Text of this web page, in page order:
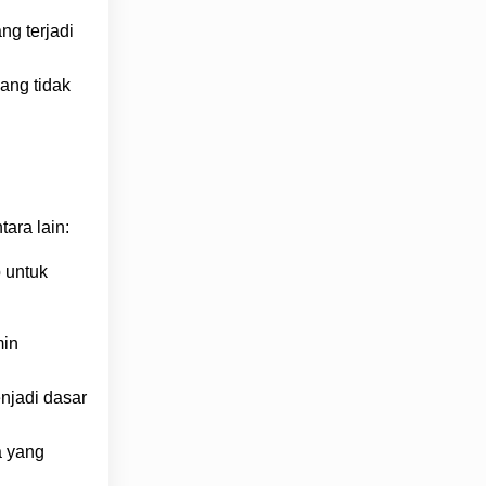
terjadi
tidak
lain:
untuk
dasar
yang